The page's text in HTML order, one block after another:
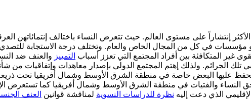
إنتشاراً على مستوى العالم. حيث تتعرض النساء باختالف إنتمائاتهن
مؤسسات في كل من المجال الخاص والعام. وتختلف درجة الاستجابة
غير المتكافئة بين أفراد المجتمع التي تعزز أسباب التمييز والعنف ضد
تلك الجرائم. ولذلك إهتم المجتمع الدولي بإصدار معاهدات وإتفاقيات من
عليها البعض خاصة في منطقة الشرق الأوسط وشمال أفريقيا تحت ذريعة
والفتيات في منطقة الشرق الأوسط وشمال أفريقيا كما تستعرض
الذي دعت إليه نظرة للدراسات النسوية لمناقشة قوانين العنف